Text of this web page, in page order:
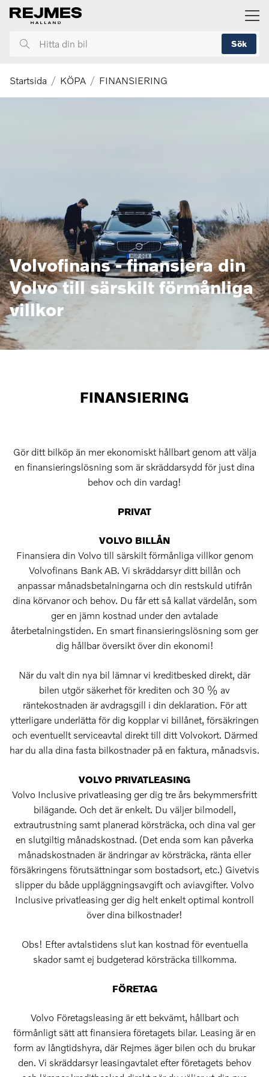
huvudinnehållet
Hitta
bil
Sök
Startsida KÖPA FINANSIERING
Volvofinans - finansiera din
Volvo till särskilt förmånliga
villkor
FINANSIERING
Gör ditt bilköp än mer ekonomiskt hållbart genom att välja
en finansieringslösning som är skräddarsydd för just dina
behov och din vardag!
PRIVAT
VOLVO BILLÅN
Finansiera din Volvo till särskilt förmånliga villkor genom
Volvofinans Bank AB. Vi skräddarsyr ditt billån och
anpassar månadsbetalningarna och din restskuld utifrån
dina körvanor och behov. Du får ett så kallat värdelån, som
ger en jämn kostnad under den avtalade
återbetalningstiden. En smart finansieringslösning som ger
dig hållbar översikt över din ekonomi!
När du valt din nya bil lämnar vi kreditbesked direkt, där
bilen utgör säkerhet för krediten och 30 % av
räntekostnaden är avdragsgill i din deklaration. För att
ytterligare underlätta för dig kopplar vi billånet, försäkringen
och eventuellt serviceavtal direkt till ditt Volvokort. Därmed
har du alla dina fasta bilkostnader på en faktura, månadsvis.
VOLVO PRIVATLEASING
Volvo Inclusive privatleasing ger dig tre års bekymmersfritt
bilägande. Och det är enkelt. Du väljer bilmodell,
extrautrustning samt planerad körsträcka, och dina val ger
en slutgiltig månadskostnad. (Det enda som kan påverka
månadskostnaden är ändringar av körsträcka, ränta eller
försäkringens förutsättningar som bostadsort, etc.) Givetvis
slipper du både uppläggningsavgift och aviavgifter. Volvo
Inclusive privatleasing ger dig helt enkelt optimal kontroll
över dina bilkostnader!
Obs! Efter avtalstidens slut kan kostnad för eventuella
skador samt ej budgeterad körsträcka tillkomma.
FÖRETAG
Volvo Företagsleasing är ett bekvämt, hållbart och
förmånligt sätt att finansiera företagets bilar. Leasing är en
form av långtidshyra, där Rejmes äger bilen och du brukar
den. Vi skräddarsyr leasingavtalet efter företagets behov